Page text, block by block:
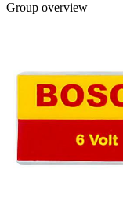
Group overview